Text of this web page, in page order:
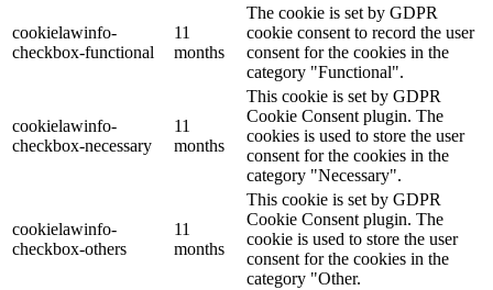
cookielawinfo-
checkbox-functional
11
months
The cookie is set by GDPR
cookie consent to record the user
consent for the cookies in the
category "Functional".
cookielawinfo-
checkbox-necessary
11
months
This cookie is set by GDPR
Cookie Consent plugin. The
cookies is used to store the user
consent for the cookies in the
category "Necessary".
cookielawinfo-
checkbox-others
11
months
This cookie is set by GDPR
Cookie Consent plugin. The
cookie is used to store the user
consent for the cookies in the
category "Other.